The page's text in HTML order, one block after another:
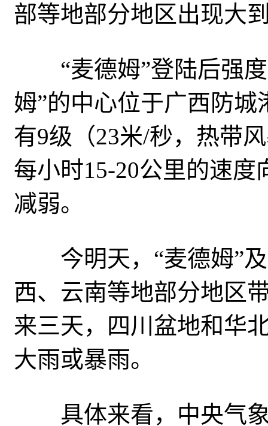
部等地部分地区出现大
“麦德姆”登陆后强度
姆”的中心位于广西防城
有9级（23米/秒， 热带
每小时15-20公里的速度
减弱。
今明天，“麦德姆”及
西、云南等地部分地区
来三天，四川盆地和华
大雨或暴雨。
具体来看，中央气象